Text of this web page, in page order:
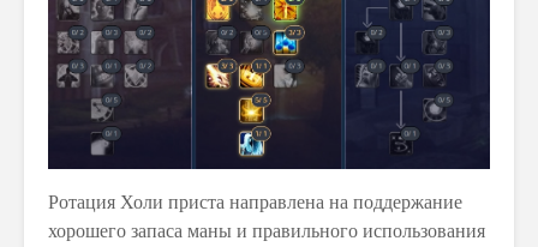
Ротация Холи приста направлена на поддержание
хорошего запаса маны и правильного использования